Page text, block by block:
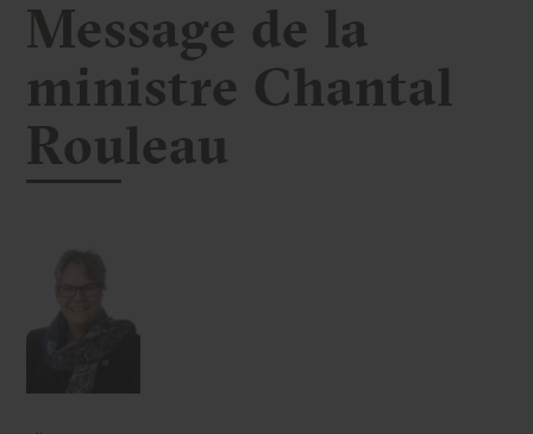
Message de la
ministre Chantal
Rouleau